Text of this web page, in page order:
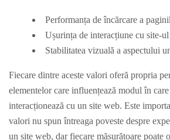
Performanța de încărcare a
Ușurința de interacțiune cu site-ul
Stabilitatea vizuală a aspectului
Fiecare dintre aceste valori oferă propria
elementelor care influențează modul în
interacționează cu un site web. Este
valori nu spun întreaga poveste despre
un site web, dar fiecare măsurătoare poate